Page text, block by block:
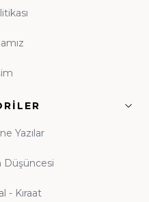
olarak benimser. Hz.
kıymetin en veciz
itibaren kitapla tanışan
kıssaları ve ahlak
Kitap olarak her yaş
evlere okuma kültürünü
Yazılar
Düşüncesi
- Kıraat